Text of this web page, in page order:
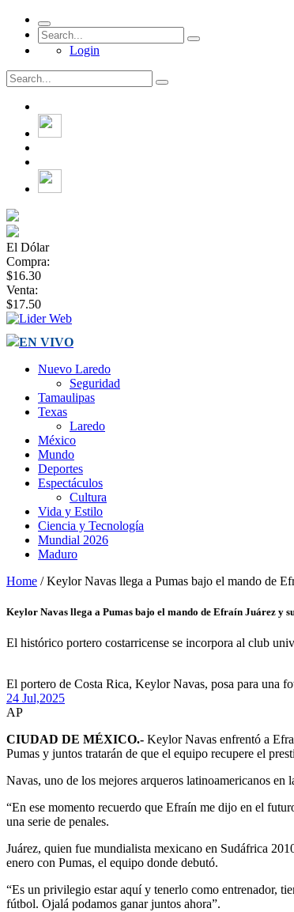
Login
El Dólar
Compra:
$16.30
Venta:
$17.50
EN VIVO
Nuevo Laredo
Seguridad
Tamaulipas
Texas
Laredo
México
Mundo
Deportes
Espectáculos
Cultura
Vida y Estilo
Ciencia y Tecnología
Mundial 2026
Maduro
Home / Keylor Navas llega a Pumas bajo el mando de
Keylor Navas llega a Pumas bajo el mando de Efraín Juárez y
El histórico portero costarricense se incorpora al club
El portero de Costa Rica, Keylor Navas, posa para una
24 Jul,2025
AP
CIUDAD DE MÉXICO.- Keylor Navas enfrentó a
Pumas y juntos tratarán de que el equipo recupere el
Navas, uno de los mejores arqueros latinoamericanos
“En ese momento recuerdo que Efraín me dijo en el
una serie de penales.
Juárez, quien fue mundialista mexicano en Sudáfrica
enero con Pumas, el equipo donde debutó.
“Es un privilegio estar aquí y tenerlo como entrenador,
fútbol. Ojalá podamos ganar juntos ahora”.